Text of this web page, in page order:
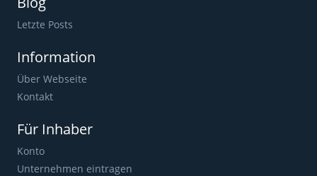
Letzte Posts
Information
Über Webseite
Kontakt
Für Inhaber
Konto
Unternehmen eintragen